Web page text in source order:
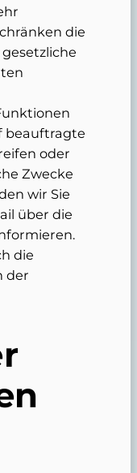
die
beauftragte
oder
Zwecke
wir Sie
über die
die
der